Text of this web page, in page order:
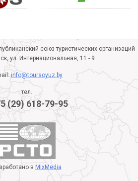
союз туристических организаций
ул. Интернациональная, 11 - 9
info@toursoyuz.by
тел.
(29) 618-79-95
в MixMedia